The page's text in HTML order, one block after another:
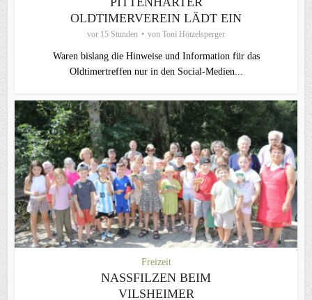
OLDTIMERVEREIN LÄDT EIN
vor 15 Stunden von Toni Hötzelsperger
Waren bislang die Hinweise und Information für das
Oldtimertreffen nur in den Social-Medien...
Freizeit
NASSFILZEN BEIM
VILSHEIMER